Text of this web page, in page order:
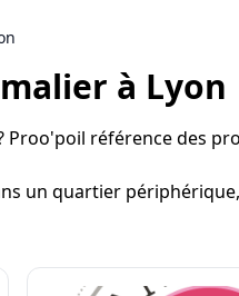
à Lyon
Proo'poil référence des
un quartier